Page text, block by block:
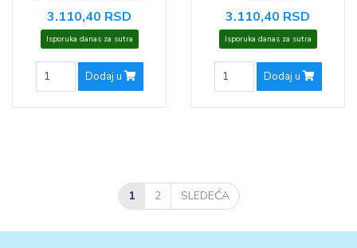
3.110,40 RSD
Isporuka danas za sutra
Dodaj u
3.110,40 RSD
Isporuka danas za sutra
Dodaj u
1 2 SLEDEĆA